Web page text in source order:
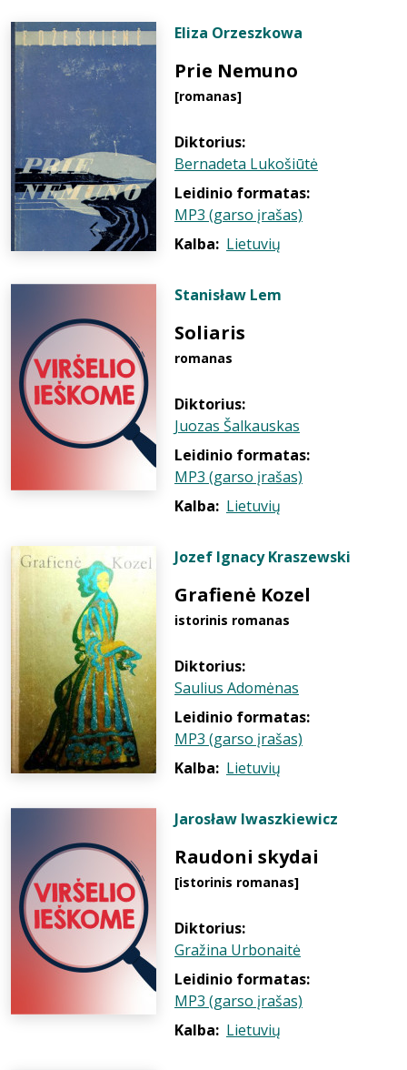
Eliza Orzeszkowa
Prie Nemuno
[romanas]
Diktorius:
Bernadeta Lukošiūtė
Leidinio formatas:
MP3 (garso įrašas)
Kalba: Lietuvių
Stanisław Lem
Soliaris
romanas
Diktorius:
Juozas Šalkauskas
Leidinio formatas:
MP3 (garso įrašas)
Kalba: Lietuvių
Jozef Ignacy Kraszewski
Grafienė Kozel
istorinis romanas
Diktorius:
Saulius Adomėnas
Leidinio formatas:
MP3 (garso įrašas)
Kalba: Lietuvių
Jarosław Iwaszkiewicz
Raudoni skydai
[istorinis romanas]
Diktorius:
Gražina Urbonaitė
Leidinio formatas:
MP3 (garso įrašas)
Kalba: Lietuvių